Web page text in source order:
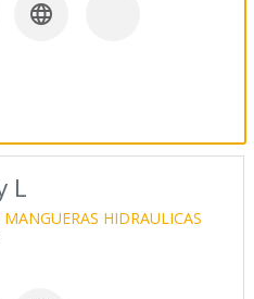

L
MANGUERAS HIDRAULICAS